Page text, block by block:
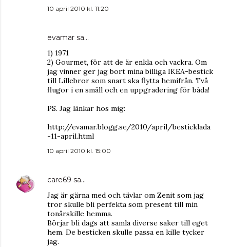
10 april 2010 kl. 11:20
evamar sa…
1) 1971
2) Gourmet, för att de är enkla och vackra. Om
jag vinner ger jag bort mina billiga IKEA-bestick
till Lillebror som snart ska flytta hemifrån. Två
flugor i en smäll och en uppgradering för båda!
PS. Jag länkar hos mig:
http://evamar.blogg.se/2010/april/besticklada
-11-april.html
10 april 2010 kl. 15:00
care69 sa…
Jag är gärna med och tävlar om Zenit som jag
tror skulle bli perfekta som present till min
tonårskille hemma.
Börjar bli dags att samla diverse saker till eget
hem. De besticken skulle passa en kille tycker
jag.